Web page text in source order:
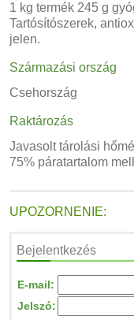
1 kg termék 245 g
Tartósítószerek,
jelen.
Származási ország
Csehország
Raktározás
Javasolt tárolási
75% páratartalom
UPOZORNENIE:
Bejelentkezés
E-mail:
Jelszó: